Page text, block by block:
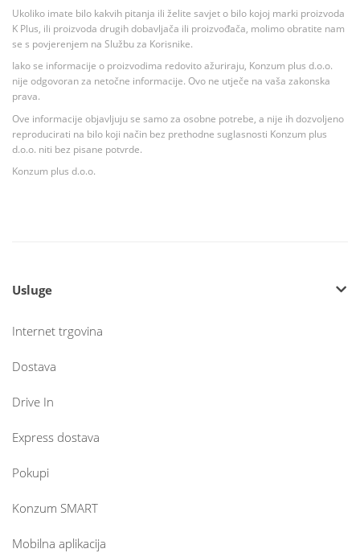
Ukoliko imate bilo kakvih pitanja ili želite savjet o bilo kojoj marki proizvoda
K Plus, ili proizvoda drugih dobavljača ili proizvođača, molimo obratite nam
se s povjerenjem na Službu za Korisnike.
Iako se informacije o proizvodima redovito ažuriraju, Konzum plus d.o.o.
nije odgovoran za netočne informacije. Ovo ne utječe na vaša zakonska
prava.
Ove informacije objavljuju se samo za osobne potrebe, a nije ih dozvoljeno
reproducirati na bilo koji način bez prethodne suglasnosti Konzum plus
d.o.o. niti bez pisane potvrde.
Konzum plus d.o.o.
Usluge
Internet trgovina
Dostava
Drive In
Express dostava
Pokupi
Konzum SMART
Mobilna aplikacija